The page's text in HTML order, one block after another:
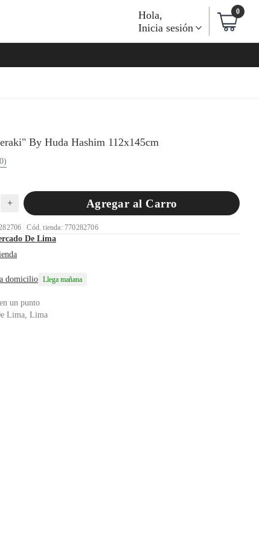
Hola,
Inicia sesión
0
By Huda Hashim 112x145cm
+ Agregar al Carro
Cód. tienda: 770282706
De Lima
domicilio Llega mañana
un punto
Lima, Lima